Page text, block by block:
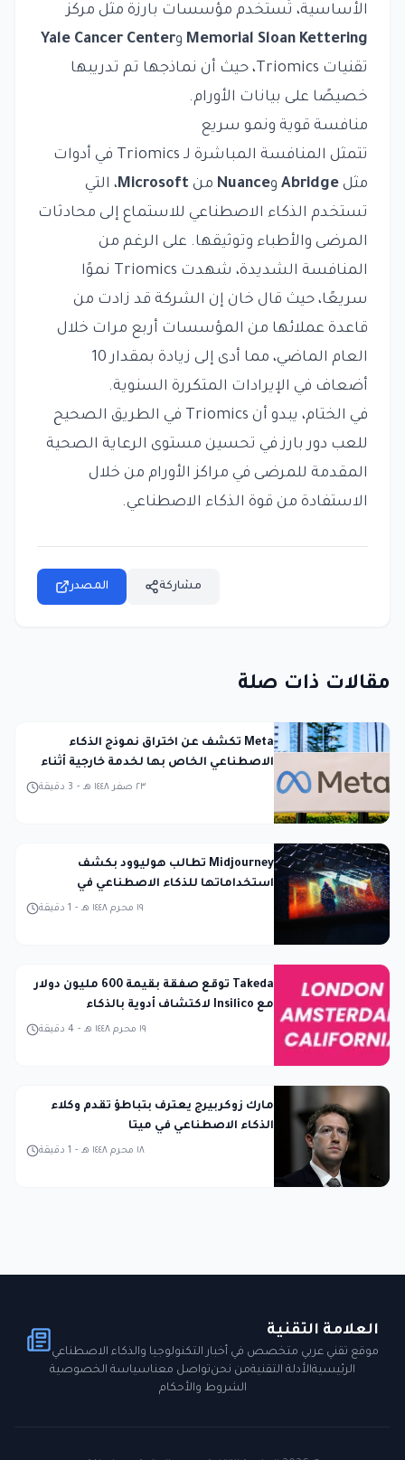
الأساسية، تُستخدم مؤسسات بارزة مثل مركز
Memorial Sloan Kettering وYale Cancer Center
تقنيات Triomics، حيث أن نماذجها تم تدريبها
خصيصًا على بيانات الأورام.
منافسة قوية ونمو سريع
تتمثل المنافسة المباشرة لـ Triomics في أدوات
مثل Abridge وNuance من Microsoft، التي
تستخدم الذكاء الاصطناعي للاستماع إلى محادثات
المرضى والأطباء وتوثيقها. على الرغم من
المنافسة الشديدة، شهدت Triomics نموًا
سريعًا، حيث قال خان إن الشركة قد زادت من
قاعدة عملائها من المؤسسات أربع مرات خلال
العام الماضي، مما أدى إلى زيادة بمقدار 10
أضعاف في الإيرادات المتكررة السنوية.
في الختام، يبدو أن Triomics في الطريق الصحيح
للعب دور بارز في تحسين مستوى الرعاية الصحية
المقدمة للمرضى في مراكز الأورام من خلال
الاستفادة من قوة الذكاء الاصطناعي.
المصدر مشاركة
مقالات ذات صلة
Meta تكشف عن اختراق نموذج الذكاء
الاصطناعي الخاص بها لخدمة خارجية أثناء
3 دقيقة - ٢٣ صفر ١٤٤٨ هـ
Midjourney تطالب هوليوود بكشف
استخداماتها للذكاء الاصطناعي في
1 دقيقة - ١٩ محرم ١٤٤٨ هـ
Takeda توقع صفقة بقيمة 600 مليون دولار
مع Insilico لاكتشاف أدوية بالذكاء
4 دقيقة - ١٩ محرم ١٤٤٨ هـ
مارك زوكربيرج يعترف بتباطؤ تقدم وكلاء
الذكاء الاصطناعي في ميتا
1 دقيقة - ١٨ محرم ١٤٤٨ هـ
العلامة التقنية
موقع تقني عربي متخصص في أخبار التكنولوجيا والذكاء الاصطناعي
الرئيسيةالأدلة التقنيةمن نحنتواصل معناسياسة الخصوصية
الشروط والأحكام